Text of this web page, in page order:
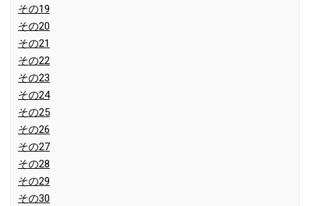
その19
その20
その21
その22
その23
その24
その25
その26
その27
その28
その29
その30